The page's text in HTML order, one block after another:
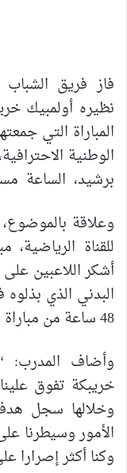
فاز فريق الشباب
نظيره أولمبيك
المباراة التي
الوطنية
برشيد، الساعة
وعلاقة
للقناة
أشكر اللاعبين
البدني الذي
48 ساعة من مباراة الجولة الرابعة”.
وأضاف المدرب:
وخلالها سجل هدف
الأمور وسيطرنا
وكنا أكثر إصرارا